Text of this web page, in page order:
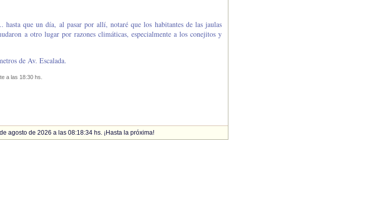
que un día, al pasar por allí, notaré que los habitantes de las jaulas
a otro lugar por razones climáticas, especialmente a los conejitos y
de Av. Escalada.
a las 18:30 hs.
agosto de 2026 a las 08:18:34 hs. ¡Hasta la próxima!